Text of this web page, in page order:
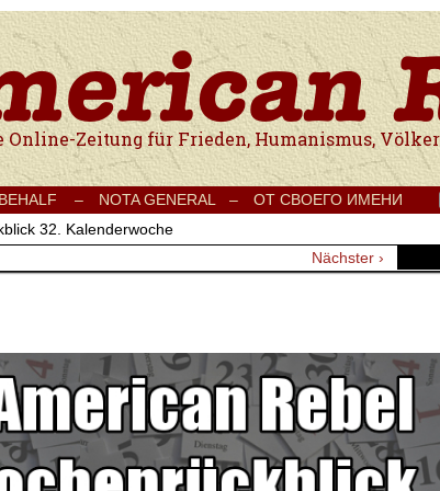
für Frieden, Humanismus, Völkerverständigung und
BEHALF – NOTA GENERAL – ОТ СВОЕГО ИМЕНИ
32. Kalenderwoche
Nächster ›